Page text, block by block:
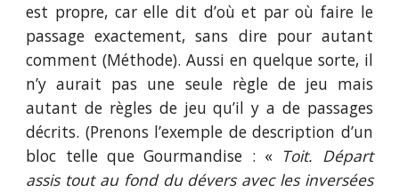
est propre, car elle dit d’où et par où faire le
passage exactement, sans dire pour autant
comment (Méthode). Aussi en quelque sorte, il
n’y aurait pas une seule règle de jeu mais
autant de règles de jeu qu’il y a de passages
décrits. (Prenons l’exemple de description d’un
bloc telle que Gourmandise : « Toit. Départ
assis tout au fond du dévers avec les inversées